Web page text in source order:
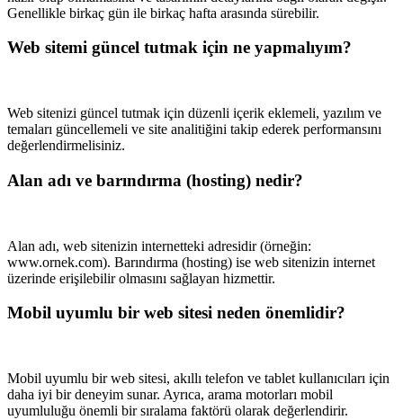
Genellikle birkaç gün ile birkaç hafta arasında sürebilir.
Web sitemi güncel tutmak için ne yapmalıyım?
Web sitenizi güncel tutmak için düzenli içerik eklemeli, yazılım ve
temaları güncellemeli ve site analitiğini takip ederek performansını
değerlendirmelisiniz.
Alan adı ve barındırma (hosting) nedir?
Alan adı, web sitenizin internetteki adresidir (örneğin:
www.ornek.com). Barındırma (hosting) ise web sitenizin internet
üzerinde erişilebilir olmasını sağlayan hizmettir.
Mobil uyumlu bir web sitesi neden önemlidir?
Mobil uyumlu bir web sitesi, akıllı telefon ve tablet kullanıcıları için
daha iyi bir deneyim sunar. Ayrıca, arama motorları mobil
uyumluluğu önemli bir sıralama faktörü olarak değerlendirir.